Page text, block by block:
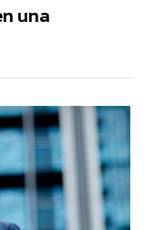
una